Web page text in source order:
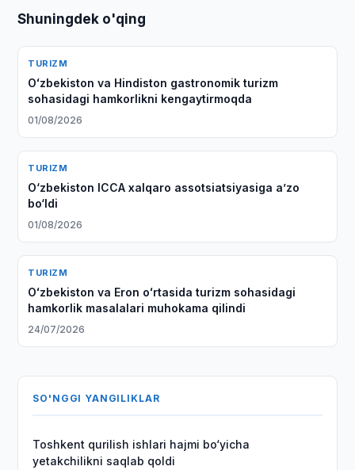
Shuningdek o'qing
TURIZM
Oʻzbekiston va Hindiston gastronomik turizm
sohasidagi hamkorlikni kengaytirmoqda
01/08/2026
TURIZM
O‘zbekiston ICCA xalqaro assotsiatsiyasiga aʼzo
bo‘ldi
01/08/2026
TURIZM
Oʻzbekiston va Eron oʻrtasida turizm sohasidagi
hamkorlik masalalari muhokama qilindi
24/07/2026
SO'NGGI YANGILIKLAR
Toshkent qurilish ishlari hajmi bo‘yicha
yetakchilikni saqlab qoldi